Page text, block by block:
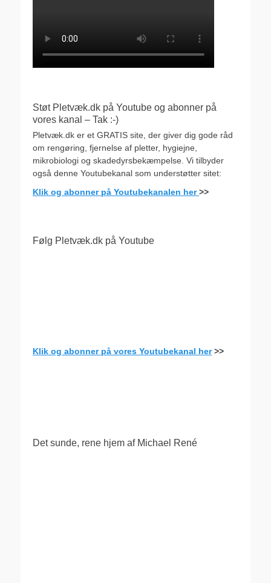
Støt Pletvæk.dk på Youtube og abonner på
vores kanal – Tak :-)
Pletvæk.dk er et GRATIS site, der giver dig gode råd
om rengøring, fjernelse af pletter, hygiejne,
mikrobiologi og skadedyrsbekæmpelse. Vi tilbyder
også denne Youtubekanal som understøtter sitet:
Klik og abonner på Youtubekanalen her>>
Følg Pletvæk.dk på Youtube
Klik og abonner på vores Youtubekanal her>>
Det sunde, rene hjem af Michael René